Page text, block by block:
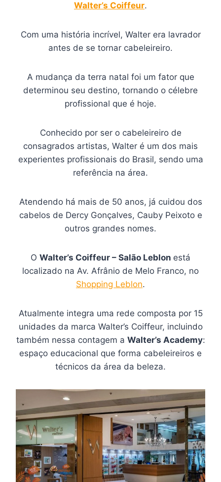
Walter’s Coiffeur.
Com uma história incrível, Walter era lavrador
antes de se tornar cabeleireiro.
A mudança da terra natal foi um fator que
determinou seu destino, tornando o célebre
profissional que é hoje.
Conhecido por ser o cabeleireiro de
consagrados artistas, Walter é um dos mais
experientes profissionais do Brasil, sendo uma
referência na área.
Atendendo há mais de 50 anos, já cuidou dos
cabelos de Dercy Gonçalves, Cauby Peixoto e
outros grandes nomes.
O Walter’s Coiffeur – Salão Leblon está
localizado na Av. Afrânio de Melo Franco, no
Shopping Leblon.
Atualmente integra uma rede composta por 15
unidades da marca Walter’s Coiffeur, incluindo
também nessa contagem a Walter’s Academy:
espaço educacional que forma cabeleireiros e
técnicos da área da beleza.